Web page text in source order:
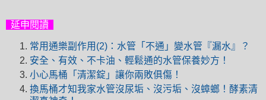
延申閱讀
常用通樂副作用(2)：水管「不通」變水管『漏水』？
安全、有效、不卡油、輕鬆通的水管保養妙方！
小心馬桶「清潔錠」讓你兩敗俱傷！
換馬桶才知我家水管沒尿垢、沒污垢、沒蟑螂！酵素清